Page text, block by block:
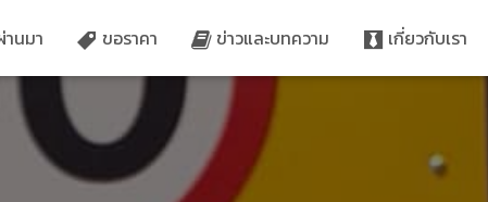
นมา ขอราคา ข่าวและบทความ เกี่ยวกับเรา